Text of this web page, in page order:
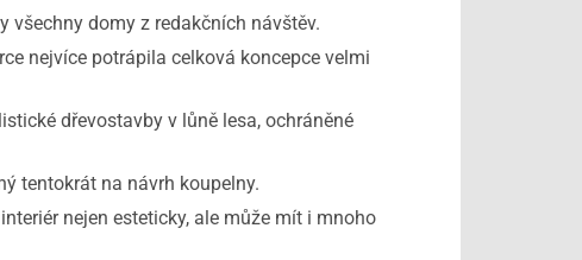
domy z redakčních návštěv.
nejvíce potrápila celková koncepce velmi
dřevostavby v lůně lesa, ochráněné
tentokrát na návrh koupelny.
nejen esteticky, ale může mít i mnoho